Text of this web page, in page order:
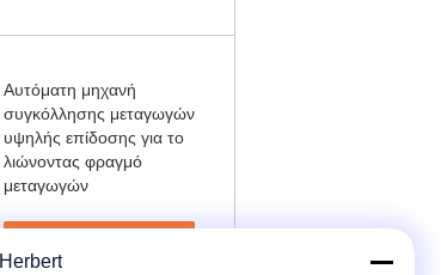
Αυτόματη μηχανή
συγκόλλησης μεταγωγών
υψηλής επίδοσης για το
λιώνοντας φραγμό
μεταγωγών
Herbert